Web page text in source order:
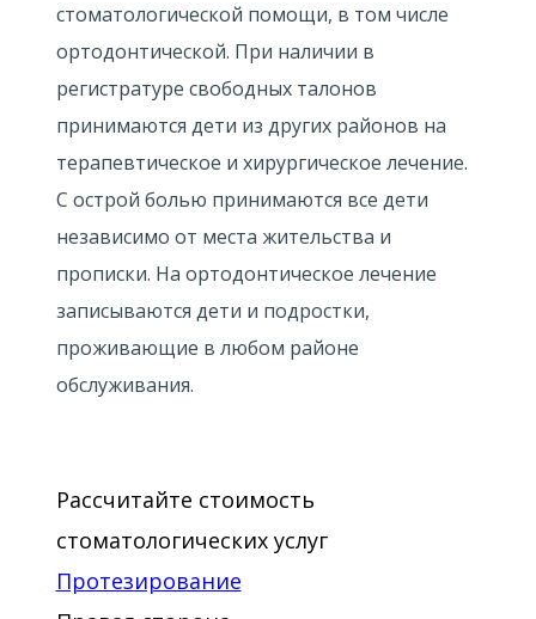
стоматологической помощи, в том числе
ортодонтической. При наличии в
регистратуре свободных талонов
принимаются дети из других районов на
терапевтическое и хирургическое лечение.
С острой болью принимаются все дети
независимо от места жительства и
прописки. На ортодонтическое лечение
записываются дети и подростки,
проживающие в любом районе
обслуживания.
Рассчитайте стоимость
стоматологических услуг
Протезирование